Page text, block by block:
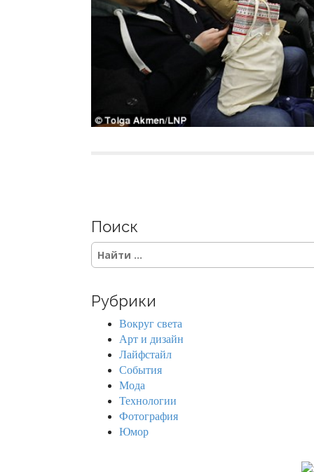
Поиск
S
e
c
Рубрики
Вокруг света
Арт и дизайн
Лайфстайл
События
Мода
Технологии
Фотография
Юмор